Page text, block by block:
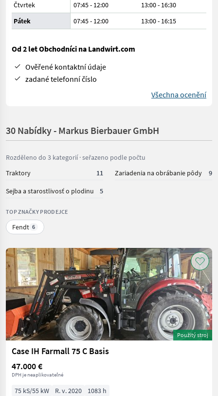
Čtvrtek
07:45 - 12:00
13:00 - 16:30
Pátek
07:45 - 12:00 13:00 - 16:15
Od 2 let Obchodníci na Landwirt.com
Ověřené kontaktní údaje
zadané telefonní číslo
Všechna ocenění
30 Nabídky - Markus Bierbauer GmbH
Rozděleno do 3 kategorií · seřazeno podle počtu
Traktory
11 Zariadenia na obrábanie pôdy 9
Sejba a starostlivosť o plodinu 5
TOP ZNAČKY PRODEJCE
Fendt 6
Použitý stroj
Case IH Farmall 75 C Basis
47.000 €
DPH je neaplikovateľné
75 kS/55 kW R. v. 2020
1083 h